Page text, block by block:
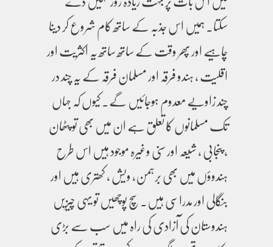
سکتا۔ ہمیں اس جذبہ کے ساتھ کام شروع کر دینا
چاہیے اور پھر وقت کے ساتھ ساتھ یہ اکثریت اور
اقلیت ، ہندو فرقہ اور مسلمان فرقہ کے یہ چند در
چند زاویے معدوم ہوجائیں گے۔ کیوں کہ جہاں
تک مسلمانوں کا تعلق ہے ان میں بھی تو پٹھان
، پنجابی ، شیعہ اور سنی وغیرہ موجود ہیں اس طرح
ہندوؤں میں بھی برہمن، ویش ، کھتری ہیں اور
بنگالی اور مدراسی ہیں۔ سچ پوچھیں تو یہی چیزیں
ہندوستان کی آزادی کی راہ میں سب سے بڑی